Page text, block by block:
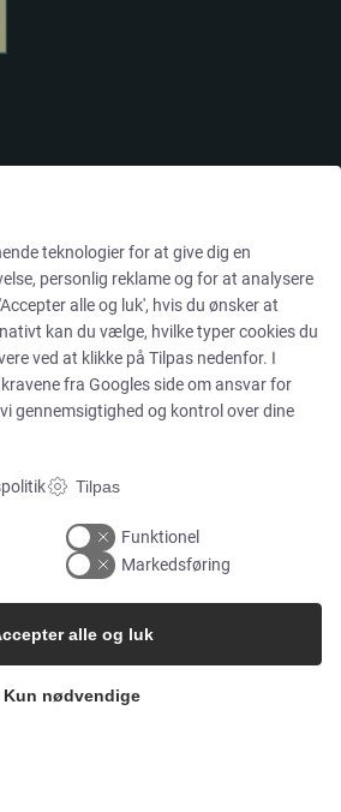
teknologier for at give dig en
personlig reklame og for at analysere
alle og luk', hvis du ønsker at
kan du vælge, hvilke typer cookies du
ved at klikke på Tilpas nedenfor. I
fra Googles side om ansvar for
gennemsigtighed og kontrol over dine
Tilpas
Funktionel
Markedsføring
Kun nødvendige
alle og luk